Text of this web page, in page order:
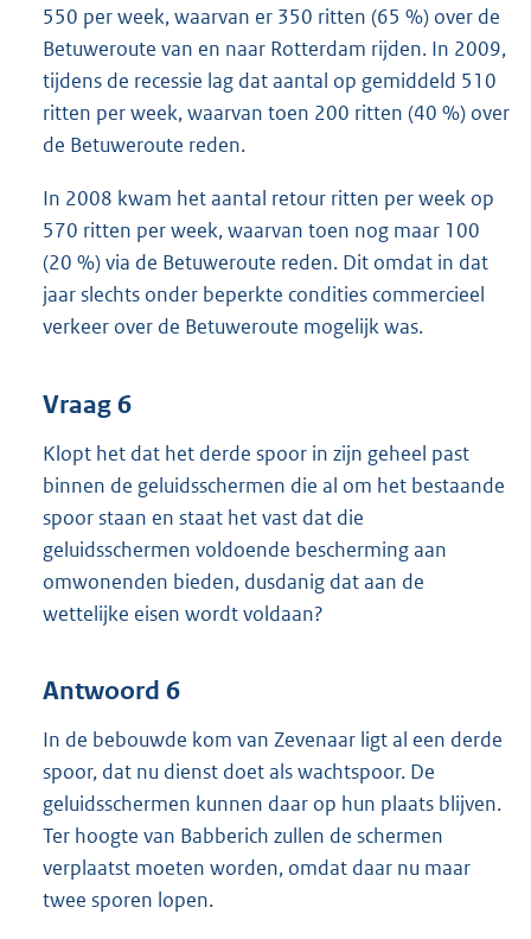
550 per week, waarvan er 350 ritten (65 %) over de
Betuweroute van en naar Rotterdam rijden. In 2009,
tijdens de recessie lag dat aantal op gemiddeld 510
ritten per week, waarvan toen 200 ritten (40 %) over
de Betuweroute reden.
In 2008 kwam het aantal retour ritten per week op
570 ritten per week, waarvan toen nog maar 100
(20 %) via de Betuweroute reden. Dit omdat in dat
jaar slechts onder beperkte condities commercieel
verkeer over de Betuweroute mogelijk was.
Vraag 6
Klopt het dat het derde spoor in zijn geheel past
binnen de geluidsschermen die al om het bestaande
spoor staan en staat het vast dat die
geluidsschermen voldoende bescherming aan
omwonenden bieden, dusdanig dat aan de
wettelijke eisen wordt voldaan?
Antwoord 6
In de bebouwde kom van Zevenaar ligt al een derde
spoor, dat nu dienst doet als wachtspoor. De
geluidsschermen kunnen daar op hun plaats blijven.
Ter hoogte van Babberich zullen de schermen
verplaatst moeten worden, omdat daar nu maar
twee sporen lopen.